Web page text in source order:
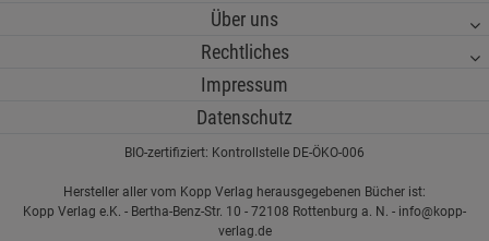
Über uns
Rechtliches
Impressum
Datenschutz
BIO-zertifiziert: Kontrollstelle DE-ÖKO-006
Hersteller aller vom Kopp Verlag herausgegebenen Bücher ist:
Kopp Verlag e.K. - Bertha-Benz-Str. 10 - 72108 Rottenburg a. N. - info@kopp-
verlag.de